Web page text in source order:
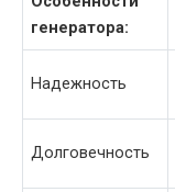
генератора:
Надежность
Долговечность